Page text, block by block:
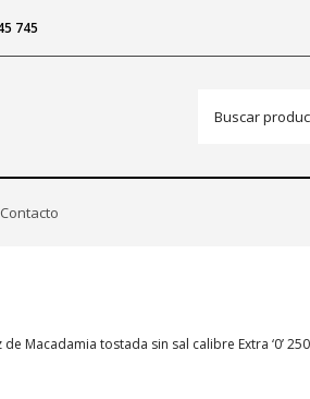
745
Contacto
de Macadamia tostada sin sal calibre Extra ‘0’